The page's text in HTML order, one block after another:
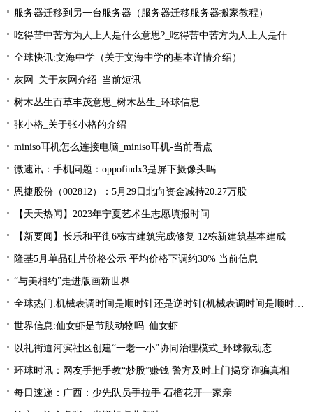
服务器迁移到另一台服务器（服务器迁移服务器搬家教程）
吃得苦中苦方为人上人是什么意思?_吃得苦中苦方为人上人是什么意思_每日精选
全球快讯:文海中学（关于文海中学的基本详情介绍）
灰网_关于灰网介绍_当前短讯
树木丛生百草丰茂意思_树木丛生_环球信息
张小格_关于张小格的介绍
miniso耳机怎么连接电脑_miniso耳机-当前看点
微速讯：手机问题：oppofindx3是屏下摄像头吗
恩捷股份（002812）：5月29日北向资金减持20.27万股
【天天热闻】2023年宁夏艺术生志愿填报时间
【新要闻】长乐和平街6栋古建筑完成修复 12栋新建筑基本建成
隆基5月单晶硅片价格公示 平均价格下调约30% 当前信息
“与美相约”走进版画新世界
全球热门:机械表调时间是顺时针还是逆时针(机械表调时间是顺时针还是逆时针图解)
世界信息:仙女虾是节肢动物吗_仙女虾
以礼街道河滨社区创建“一老一小”协同治理模式_环球微动态
环球时讯：网友手把手教“炒股”赚钱 警方及时上门揭穿诈骗真相
每日速递：广西：少先队员手拉手 石榴花开一家亲